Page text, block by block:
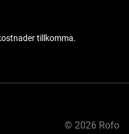
tillkomma.
© 2026 Rofo